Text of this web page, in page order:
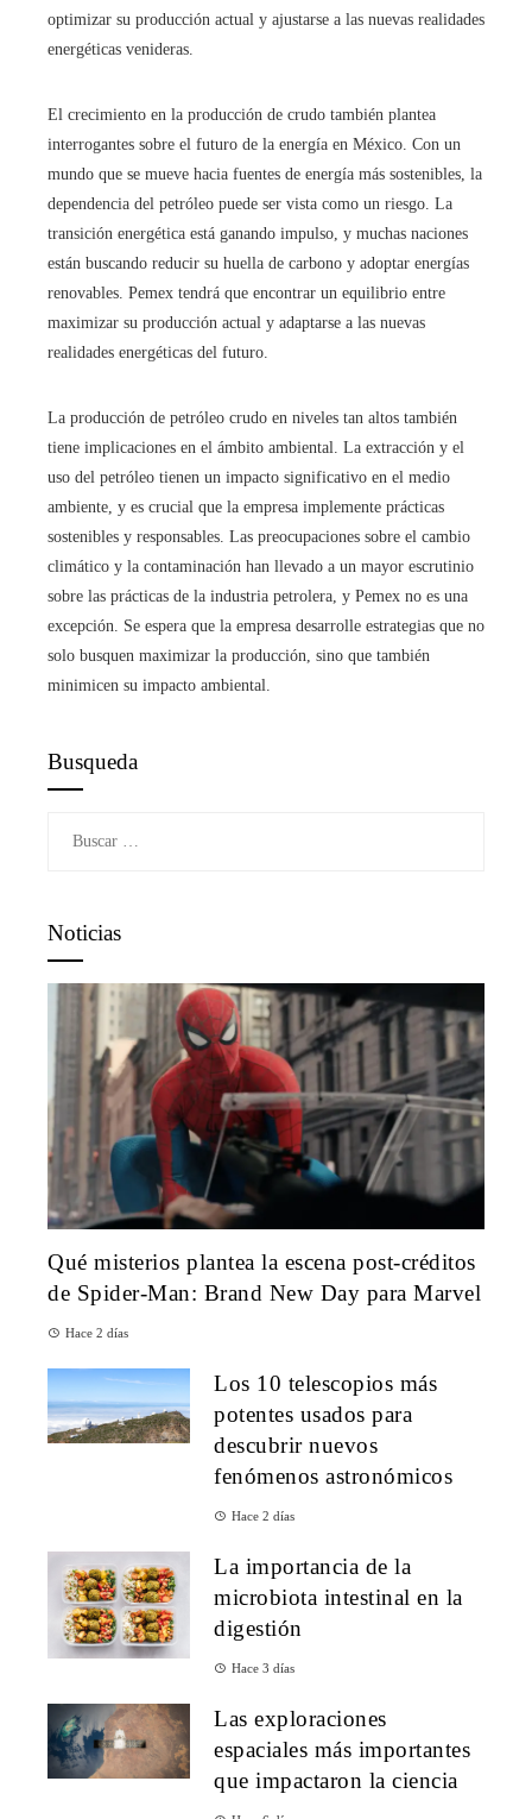
optimizar su producción actual y ajustarse a las nuevas realidades
energéticas venideras.
El crecimiento en la producción de crudo también plantea
interrogantes sobre el futuro de la energía en México. Con un
mundo que se mueve hacia fuentes de energía más sostenibles, la
dependencia del petróleo puede ser vista como un riesgo. La
transición energética está ganando impulso, y muchas naciones
están buscando reducir su huella de carbono y adoptar energías
renovables. Pemex tendrá que encontrar un equilibrio entre
maximizar su producción actual y adaptarse a las nuevas
realidades energéticas del futuro.
La producción de petróleo crudo en niveles tan altos también
tiene implicaciones en el ámbito ambiental. La extracción y el
uso del petróleo tienen un impacto significativo en el medio
ambiente, y es crucial que la empresa implemente prácticas
sostenibles y responsables. Las preocupaciones sobre el cambio
climático y la contaminación han llevado a un mayor escrutinio
sobre las prácticas de la industria petrolera, y Pemex no es una
excepción. Se espera que la empresa desarrolle estrategias que no
solo busquen maximizar la producción, sino que también
minimicen su impacto ambiental.
Busqueda
Noticias
Qué misterios plantea la escena post-créditos
de Spider-Man: Brand New Day para Marvel
Hace 2 días
Los 10 telescopios más
potentes usados para
descubrir nuevos
fenómenos astronómicos
Hace 2 días
La importancia de la
microbiota intestinal en la
digestión
Hace 3 días
Las exploraciones
espaciales más importantes
que impactaron la ciencia